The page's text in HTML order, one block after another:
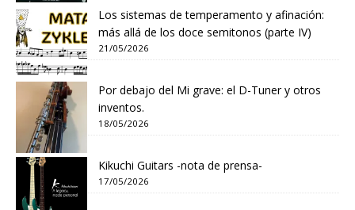
Los sistemas de temperamento y afinación:
más allá de los doce semitonos (parte IV)
21/05/2026
Por debajo del Mi grave: el D-Tuner y otros
inventos.
18/05/2026
Kikuchi Guitars -nota de prensa-
17/05/2026